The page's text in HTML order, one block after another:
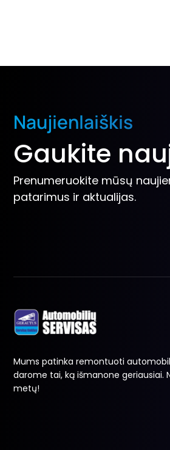
Naujienlaiškis
Gaukite
Prenumeruokite mūsų
patarimus ir aktualijas.
Mums patinka remontuoti
darome tai, ką išmanone geriausiai.
metų!